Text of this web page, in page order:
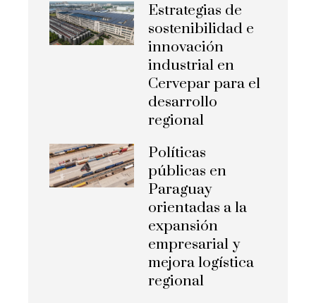
Estrategias de
sostenibilidad e
innovación
industrial en
Cervepar para el
desarrollo
regional
Políticas
públicas en
Paraguay
orientadas a la
expansión
empresarial y
mejora logística
regional